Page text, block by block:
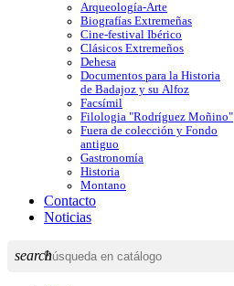
Arqueología-Arte
Biografías Extremeñas
Cine-festival Ibérico
Clásicos Extremeños
Dehesa
Documentos para la Historia
de Badajoz y su Alfoz
Facsímil
Filologia "Rodríguez Moñino"
Fuera de colección y Fondo
antiguo
Gastronomía
Historia
Montano
Contacto
Noticias
search